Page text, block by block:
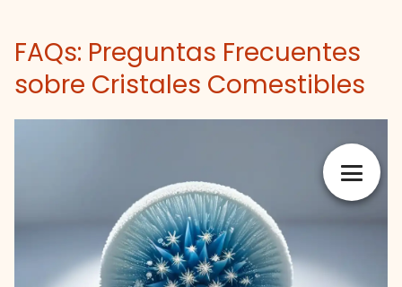
FAQs: Preguntas Frecuentes
sobre Cristales Comestibles